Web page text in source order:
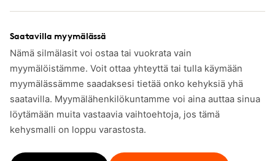
Saatavilla myymälässä
Nämä silmälasit voi ostaa tai vuokrata vain
myymälöistämme. Voit ottaa yhteyttä tai tulla käymään
myymälässämme saadaksesi tietää onko kehyksiä yhä
saatavilla. Myymälähenkilökuntamme voi aina auttaa sinua
löytämään muita vastaavia vaihtoehtoja, jos tämä
kehysmalli on loppu varastosta.